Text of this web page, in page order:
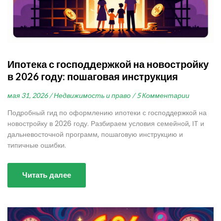
Ипотека с господдержкой на новостройку
в 2026 году: пошаговая инструкция
мая 31, 2026 / Недвижимость и право / 5 Комментарии
Подробный гид по оформлению ипотеки с господдержкой на
новостройку в 2026 году. Разбираем условия семейной, IT и
дальневосточной программ, пошаговую инструкцию и
типичные ошибки.
Читать далее